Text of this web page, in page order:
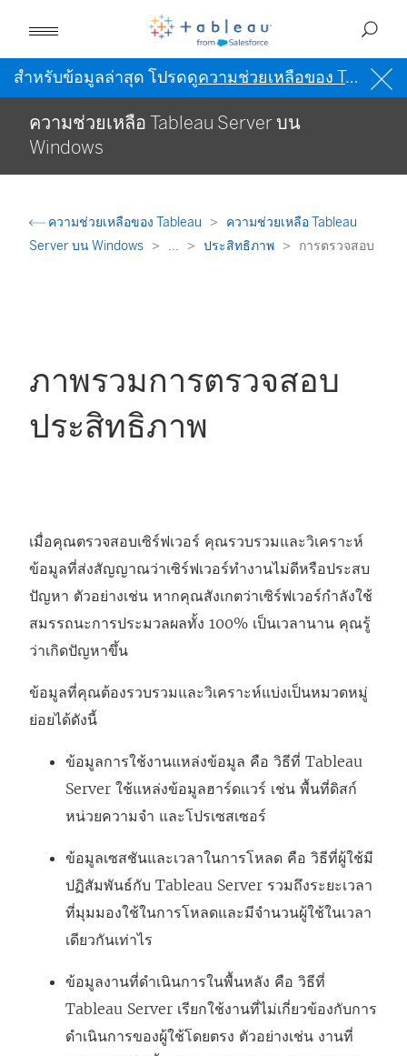
สำหรับข้อมูลล่าสุด โปรดดูความช่วยเหลือของ Tableau เป็นภาษาอังกฤษ (สหรัฐอเมริกา)
ความช่วยเหลือ Tableau Server บน
Windows
ความช่วยเหลือของ Tableau
ความช่วยเหลือ Tableau
Server บน Windows
... ประสิทธิภาพ การตรวจสอบ
ภาพรวมการตรวจสอบ
ประสิทธิภาพ
เมื่อคุณตรวจสอบเซิร์ฟเวอร์ คุณรวบรวมและวิเคราะห์
ข้อมูลที่ส่งสัญญาณว่าเซิร์ฟเวอร์ทำงานไม่ดีหรือประสบ
ปัญหา ตัวอย่างเช่น หากคุณสังเกตว่าเซิร์ฟเวอร์กำลังใช้
สมรรถนะการประมวลผลทั้ง 100% เป็นเวลานาน คุณรู้
ว่าเกิดปัญหาขึ้น
ข้อมูลที่คุณต้องรวบรวมและวิเคราะห์แบ่งเป็นหมวดหมู่
ย่อยได้ดังนี้
ข้อมูลการใช้งานแหล่งข้อมูล คือ วิธีที่ Tableau
Server ใช้แหล่งข้อมูลฮาร์ดแวร์ เช่น พื้นที่ดิสก์
หน่วยความจำ และโปรเซสเซอร์
ข้อมูลเซสชันและเวลาในการโหลด คือ วิธีที่ผู้ใช้มี
ปฏิสัมพันธ์กับ Tableau Server รวมถึงระยะเวลา
ที่มุมมองใช้ในการโหลดและมีจำนวนผู้ใช้ในเวลา
เดียวกันเท่าไร
ข้อมูลงานที่ดำเนินการในพื้นหลัง คือ วิธีที่
Tableau Server เรียกใช้งานที่ไม่เกี่ยวข้องกับการ
ดำเนินการของผู้ใช้โดยตรง ตัวอย่างเช่น งานที่